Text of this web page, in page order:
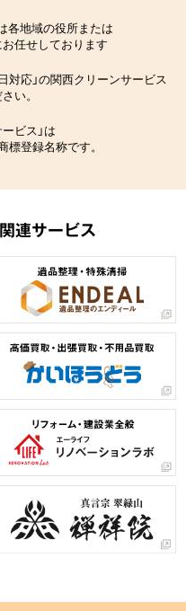
各地域の役所または
任せしております
対応」の関西クリーンサービス
い。
ビス」は
登録名称です。
連サービス